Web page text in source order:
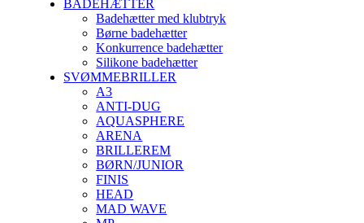
BADEHÆTTER
Badehætter med klubtryk
Børne badehætter
Konkurrence badehætter
Silikone badehætter
SVØMMEBRILLER
A3
ANTI-DUG
AQUASPHERE
ARENA
BRILLEREM
BØRN/JUNIOR
FINIS
HEAD
MAD WAVE